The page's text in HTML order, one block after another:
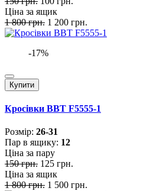
Ціна за ящик
1 800 грн. 1 200 грн.
-17%
Купити
Кросівки BBT F5555-1
Розмiр: 26-31
Пар в ящику: 12
Ціна за пару
150 грн. 125 грн.
Ціна за ящик
1 800 грн. 1 500 грн.